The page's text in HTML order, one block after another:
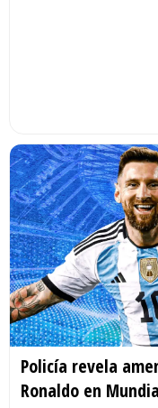
Policía revela
Ronaldo en